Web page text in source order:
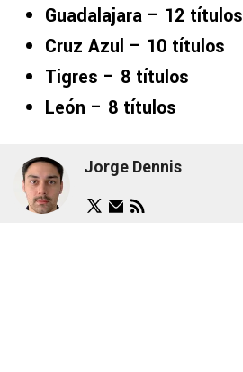
Guadalajara – 12 títulos
Cruz Azul – 10 títulos
Tigres – 8 títulos
León – 8 títulos
Jorge Dennis